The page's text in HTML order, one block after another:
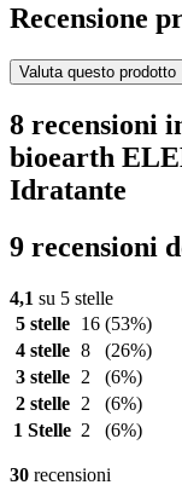
Recensione
Valuta questo prodotto
8 recensioni
bioearth
Idratante
9 recensioni
4,1 su 5 stelle
5 stelle
16 (53%)
4 stelle 8
(26%)
3 stelle
2
(6%)
2 stelle
2
(6%)
1 Stelle 2 (6%)
30 recensioni